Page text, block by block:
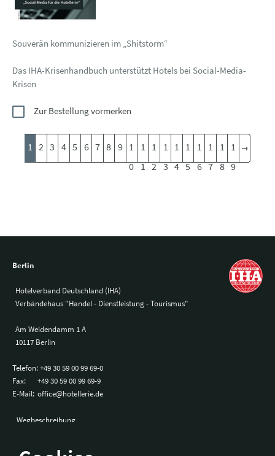
Souverän kommunizieren im „Shitstorm“
Das IHA-Krisenhandbuch unterstützt Hotels bei Social-Media-
Krisen
Zur Bestellung vormerken
1 2 3 4 5 6 7 8 9 1
0
1
1
1
2
1
3
1
4
1
5
1
6
1
7
1
8
1
9
Berlin
Hotelverband Deutschland (IHA)
Verbändehaus "Handel - Dienstleistung - Tourismus"
Am Weidendamm 1 A
10117 Berlin
Telefon:+49 30 59 00 99 69-0
Fax:
+49 30 59 00 99 69-9
E-Mail: office@hotellerie.de
Wegbeschreibung